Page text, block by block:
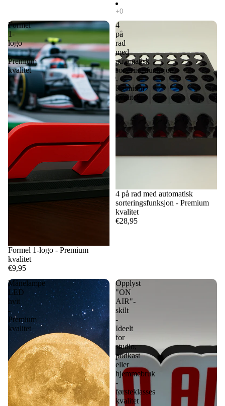
Formel
1-
logo
-
Premium
kvalitet
Formel 1-logo - Premium
kvalitet
€9,95
4
på
rad
med
automatisk
sorteringsfunksjon
-
Premium
kvalitet
4 på rad med automatisk
sorteringsfunksjon - Premium
kvalitet
€28,95
Månelampe
LED
hvit
-
Premium
kvalitet
Opplyst
"ON
AIR"-
skilt
-
Ideelt
for
studio,
podkast
eller
hjemmebruk
-
førsteklasses
kvalitet